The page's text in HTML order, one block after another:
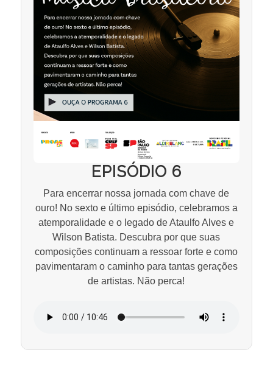
EPISÓDIO 6
Para encerrar nossa jornada com chave de
ouro! No sexto e último episódio, celebramos a
atemporalidade e o legado de Ataulfo Alves e
Wilson Batista. Descubra por que suas
composições continuam a ressoar forte e como
pavimentaram o caminho para tantas gerações
de artistas. Não perca!